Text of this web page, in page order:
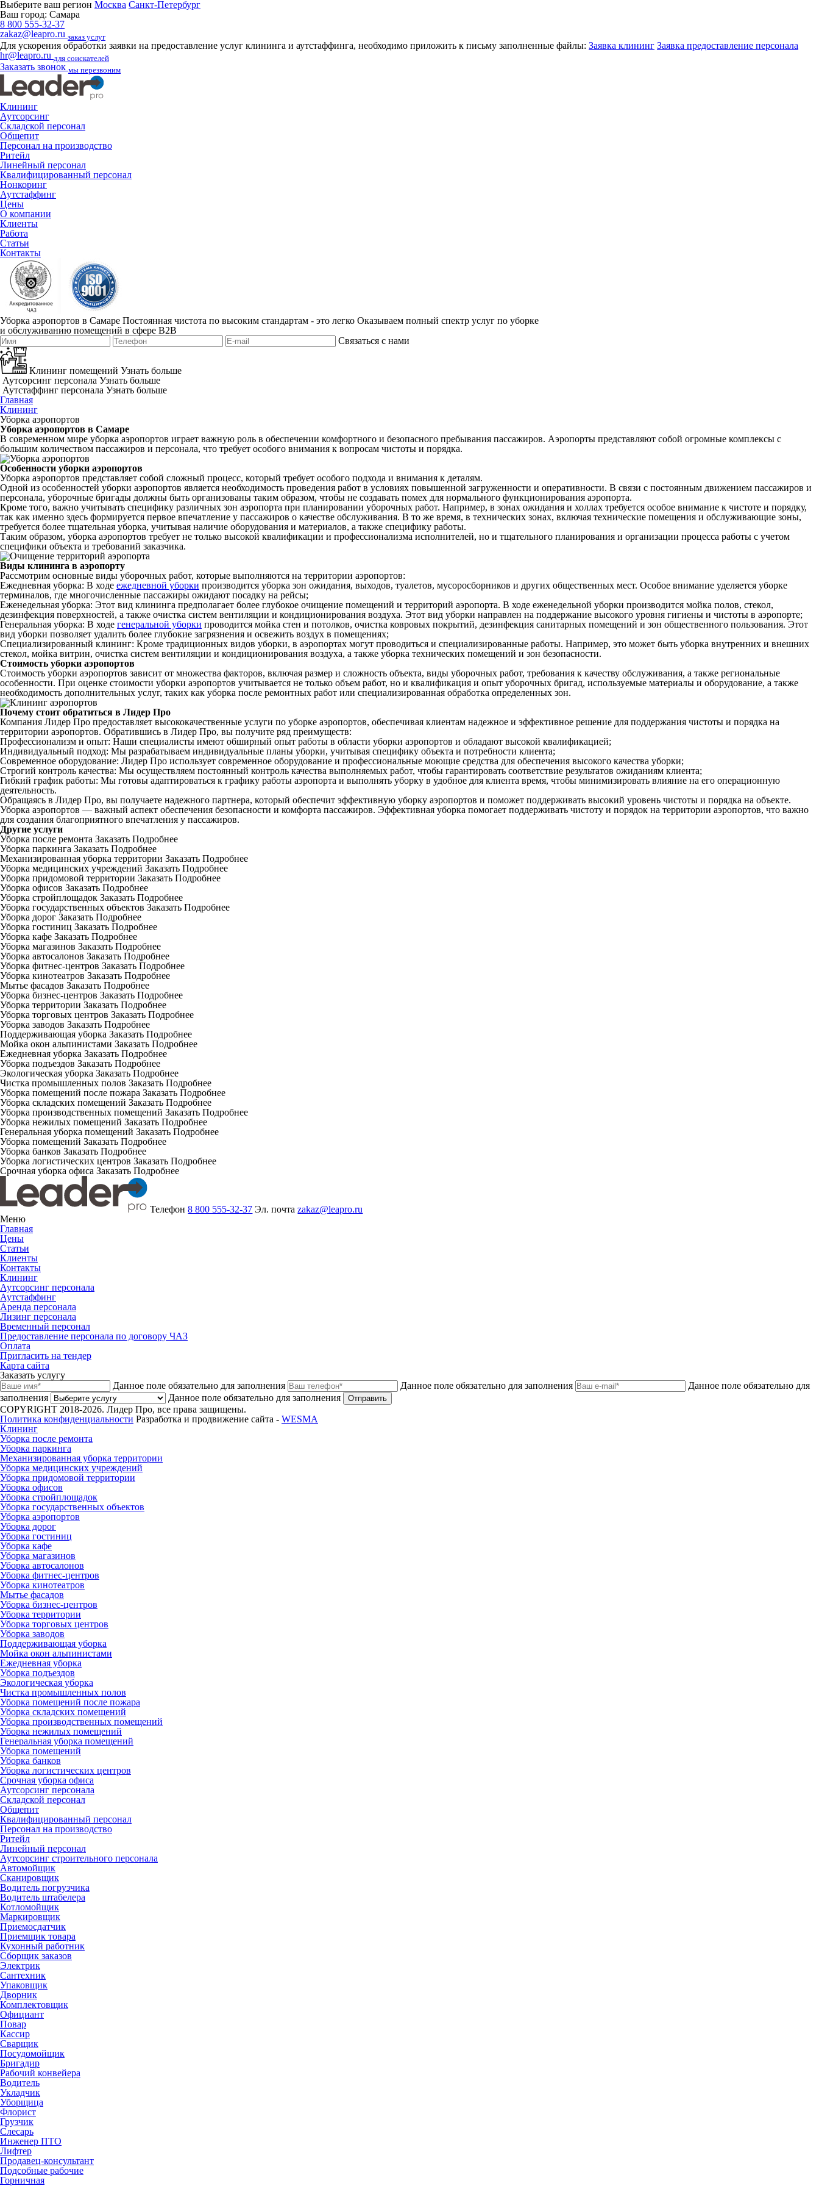
Выберите ваш регион Москва Санкт-Петербург
Ваш город: Самара
8 800 555-32-37
zakaz@leapro.ru заказ услуг
Для ускорения обработки заявки на предоставление услуг клининга и аутстаффинга, необходимо приложить к письму заполненные файлы: Заявка клининг Заявка предоставление персонала
hr@leapro.ru для соискателей
Заказать звонок мы перезвоним
Клининг
Аутсорсинг
Складской персонал
Общепит
Персонал на производство
Ритейл
Линейный персонал
Квалифицированный персонал
Нонкоринг
Аутстаффинг
Цены
О компании
Клиенты
Работа
Статьи
Контакты
Уборка аэропортов в Самаре Постоянная чистота по высоким стандартам - это легко Оказываем полный спектр услуг по уборке
и обслуживанию помещений в сфере B2B
Связаться с нами
Клининг помещений Узнать больше
Аутсорсинг персонала Узнать больше
Аутстаффинг персонала Узнать больше
Главная
Клининг
Уборка аэропортов
Уборка аэропортов в Самаре
В современном мире уборка аэропортов играет важную роль в обеспечении комфортного и безопасного пребывания пассажиров. Аэропорты представляют собой огромные комплексы с
большим количеством пассажиров и персонала, что требует особого внимания к вопросам чистоты и порядка.
Особенности уборки аэропортов
Уборка аэропортов представляет собой сложный процесс, который требует особого подхода и внимания к деталям.
Одной из особенностей уборки аэропортов является необходимость проведения работ в условиях повышенной загруженности и оперативности. В связи с постоянным движением пассажиров и
персонала, уборочные бригады должны быть организованы таким образом, чтобы не создавать помех для нормального функционирования аэропорта.
Кроме того, важно учитывать специфику различных зон аэропорта при планировании уборочных работ. Например, в зонах ожидания и холлах требуется особое внимание к чистоте и порядку,
так как именно здесь формируется первое впечатление у пассажиров о качестве обслуживания. В то же время, в технических зонах, включая технические помещения и обслуживающие зоны,
требуется более тщательная уборка, учитывая наличие оборудования и материалов, а также специфику работы.
Таким образом, уборка аэропортов требует не только высокой квалификации и профессионализма исполнителей, но и тщательного планирования и организации процесса работы с учетом
специфики объекта и требований заказчика.
Виды клининга в аэропорту
Рассмотрим основные виды уборочных работ, которые выполняются на территории аэропортов:
Ежедневная уборка: В ходе ежедневной уборки производится уборка зон ожидания, выходов, туалетов, мусоросборников и других общественных мест. Особое внимание уделяется уборке
терминалов, где многочисленные пассажиры ожидают посадку на рейсы;
Еженедельная уборка: Этот вид клининга предполагает более глубокое очищение помещений и территорий аэропорта. В ходе еженедельной уборки производится мойка полов, стекол,
дезинфекция поверхностей, а также очистка систем вентиляции и кондиционирования воздуха. Этот вид уборки направлен на поддержание высокого уровня гигиены и чистоты в аэропорте;
Генеральная уборка: В ходе генеральной уборки проводится мойка стен и потолков, очистка ковровых покрытий, дезинфекция санитарных помещений и зон общественного пользования. Этот
вид уборки позволяет удалить более глубокие загрязнения и освежить воздух в помещениях;
Специализированный клининг: Кроме традиционных видов уборки, в аэропортах могут проводиться и специализированные работы. Например, это может быть уборка внутренних и внешних
стекол, мойка витрин, очистка систем вентиляции и кондиционирования воздуха, а также уборка технических помещений и зон безопасности.
Стоимость уборки аэропортов
Стоимость уборки аэропортов зависит от множества факторов, включая размер и сложность объекта, виды уборочных работ, требования к качеству обслуживания, а также региональные
особенности. При оценке стоимости уборки аэропортов учитывается не только объем работ, но и квалификация и опыт уборочных бригад, используемые материалы и оборудование, а также
необходимость дополнительных услуг, таких как уборка после ремонтных работ или специализированная обработка определенных зон.
Почему стоит обратиться в Лидер Про
Компания Лидер Про предоставляет высококачественные услуги по уборке аэропортов, обеспечивая клиентам надежное и эффективное решение для поддержания чистоты и порядка на
территории аэропортов. Обратившись в Лидер Про, вы получите ряд преимуществ:
Профессионализм и опыт: Наши специалисты имеют обширный опыт работы в области уборки аэропортов и обладают высокой квалификацией;
Индивидуальный подход: Мы разрабатываем индивидуальные планы уборки, учитывая специфику объекта и потребности клиента;
Современное оборудование: Лидер Про использует современное оборудование и профессиональные моющие средства для обеспечения высокого качества уборки;
Строгий контроль качества: Мы осуществляем постоянный контроль качества выполняемых работ, чтобы гарантировать соответствие результатов ожиданиям клиента;
Гибкий график работы: Мы готовы адаптироваться к графику работы аэропорта и выполнять уборку в удобное для клиента время, чтобы минимизировать влияние на его операционную
деятельность.
Обращаясь в Лидер Про, вы получаете надежного партнера, который обеспечит эффективную уборку аэропортов и поможет поддерживать высокий уровень чистоты и порядка на объекте.
Уборка аэропортов — важный аспект обеспечения безопасности и комфорта пассажиров. Эффективная уборка помогает поддерживать чистоту и порядок на территории аэропортов, что важно
для создания благоприятного впечатления у пассажиров.
Другие услуги
Уборка после ремонта Заказать Подробнее
Уборка паркинга Заказать Подробнее
Механизированная уборка территории Заказать Подробнее
Уборка медицинских учреждений Заказать Подробнее
Уборка придомовой территории Заказать Подробнее
Уборка офисов Заказать Подробнее
Уборка стройплощадок Заказать Подробнее
Уборка государственных объектов Заказать Подробнее
Уборка дорог Заказать Подробнее
Уборка гостиниц Заказать Подробнее
Уборка кафе Заказать Подробнее
Уборка магазинов Заказать Подробнее
Уборка автосалонов Заказать Подробнее
Уборка фитнес-центров Заказать Подробнее
Уборка кинотеатров Заказать Подробнее
Мытье фасадов Заказать Подробнее
Уборка бизнес-центров Заказать Подробнее
Уборка территории Заказать Подробнее
Уборка торговых центров Заказать Подробнее
Уборка заводов Заказать Подробнее
Поддерживающая уборка Заказать Подробнее
Мойка окон альпинистами Заказать Подробнее
Ежедневная уборка Заказать Подробнее
Уборка подъездов Заказать Подробнее
Экологическая уборка Заказать Подробнее
Чистка промышленных полов Заказать Подробнее
Уборка помещений после пожара Заказать Подробнее
Уборка складских помещений Заказать Подробнее
Уборка производственных помещений Заказать Подробнее
Уборка нежилых помещений Заказать Подробнее
Генеральная уборка помещений Заказать Подробнее
Уборка помещений Заказать Подробнее
Уборка банков Заказать Подробнее
Уборка логистических центров Заказать Подробнее
Срочная уборка офиса Заказать Подробнее
Телефон8 800 555-32-37 Эл. почтаzakaz@leapro.ru
Меню
Главная
Цены
Статьи
Клиенты
Контакты
Клининг
Аутсорсинг персонала
Аутстаффинг
Аренда персонала
Лизинг персонала
Временный персонал
Предоставление персонала по договору ЧАЗ
Оплата
Пригласить на тендер
Карта сайта
Заказать услугу
Данное поле обязательно для заполнения
Данное поле обязательно для заполнения
Данное поле обязательно для
заполнения
Данное поле обязательно для заполнения Отправить
COPYRIGHT 2018-2026. Лидер Про, все права защищены.
Политика конфиденциальности Разработка и продвижение сайта - WESMA
Клининг
Уборка после ремонта
Уборка паркинга
Механизированная уборка территории
Уборка медицинских учреждений
Уборка придомовой территории
Уборка офисов
Уборка стройплощадок
Уборка государственных объектов
Уборка аэропортов
Уборка дорог
Уборка гостиниц
Уборка кафе
Уборка магазинов
Уборка автосалонов
Уборка фитнес-центров
Уборка кинотеатров
Мытье фасадов
Уборка бизнес-центров
Уборка территории
Уборка торговых центров
Уборка заводов
Поддерживающая уборка
Мойка окон альпинистами
Ежедневная уборка
Уборка подъездов
Экологическая уборка
Чистка промышленных полов
Уборка помещений после пожара
Уборка складских помещений
Уборка производственных помещений
Уборка нежилых помещений
Генеральная уборка помещений
Уборка помещений
Уборка банков
Уборка логистических центров
Срочная уборка офиса
Аутсорсинг персонала
Складской персонал
Общепит
Квалифицированный персонал
Персонал на производство
Ритейл
Линейный персонал
Аутсорсинг строительного персонала
Автомойщик
Сканировщик
Водитель погрузчика
Водитель штабелера
Котломойщик
Маркировщик
Приемосдатчик
Приемщик товара
Кухонный работник
Сборщик заказов
Электрик
Сантехник
Упаковщик
Дворник
Комплектовщик
Официант
Повар
Кассир
Сварщик
Посудомойщик
Бригадир
Рабочий конвейера
Водитель
Укладчик
Уборщица
Флорист
Грузчик
Слесарь
Инженер ПТО
Лифтер
Продавец-консультант
Подсобные рабочие
Горничная